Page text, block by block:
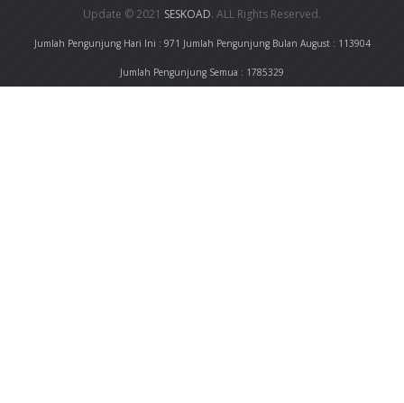
Update © 2021 SESKOAD. ALL Rights Reserved.
Jumlah Pengunjung Hari Ini : 971 Jumlah Pengunjung Bulan August : 113904
Jumlah Pengunjung Semua : 1785329